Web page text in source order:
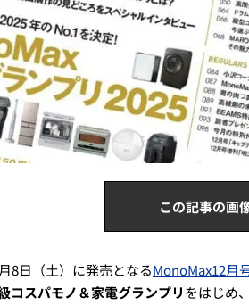
この記事の画
8日（土）に発売となるMonoMax12月
コスパモノ＆家電グランプリをはじめ